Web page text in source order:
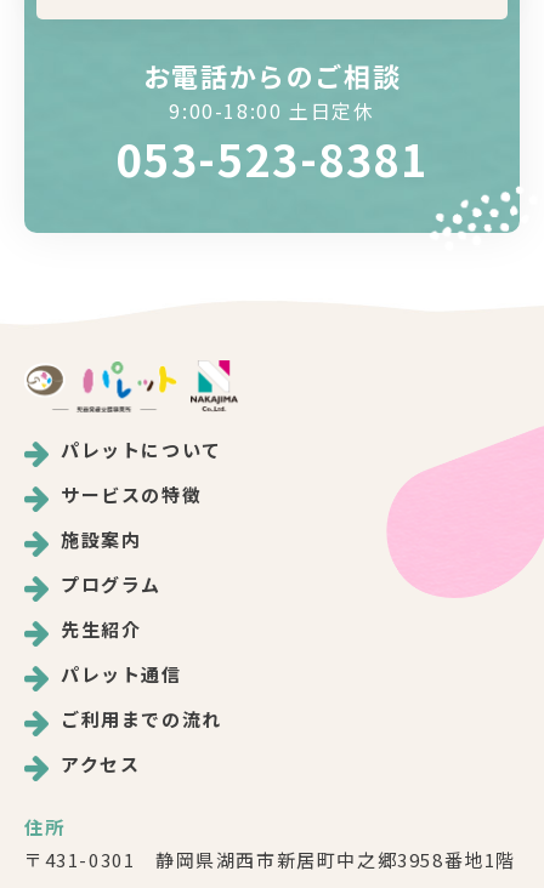
お電話からのご相談
9:00-18:00 土日定休
053-523-8381
パレットについて
サービスの特徴
施設案内
プログラム
先生紹介
パレット通信
ご利用までの流れ
アクセス
住所
〒431-0301 静岡県湖西市新居町中之郷3958番地1階